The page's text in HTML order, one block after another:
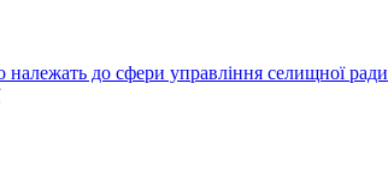
належать до сфери управління селищної ради